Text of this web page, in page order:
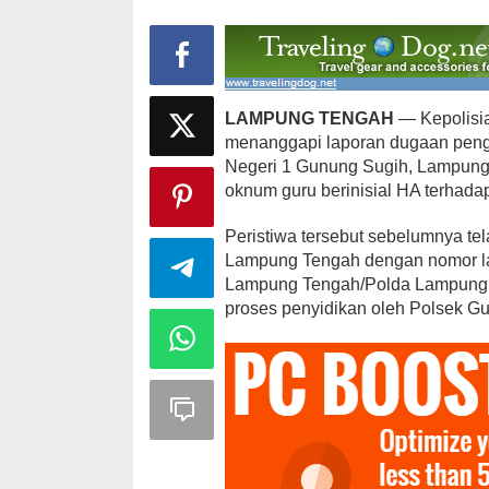
LAMPUNG TENGAH—
menanggapi laporan dugaan
Negeri 1 Gunung Sugih,
oknum guru berinisial HA
Peristiwa tersebut sebelumnya
Lampung Tengah dengan nomor
Lampung Tengah/Polda
proses penyidikan oleh Polsek